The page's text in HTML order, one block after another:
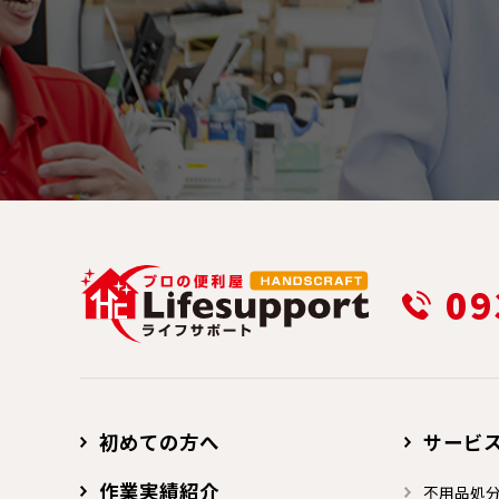
初めての方へ
作業実績紹介
サービ
不用品処